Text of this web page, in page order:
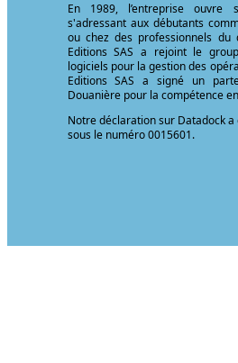
En 1989, l’entreprise ouvre
s'adressant aux débutants
ou chez des professionnels du
Editions SAS a rejoint le
logiciels pour la gestion des
Editions SAS a signé un
Douanière pour la compétence
Notre déclaration sur Datadock
sous le numéro 0015601.